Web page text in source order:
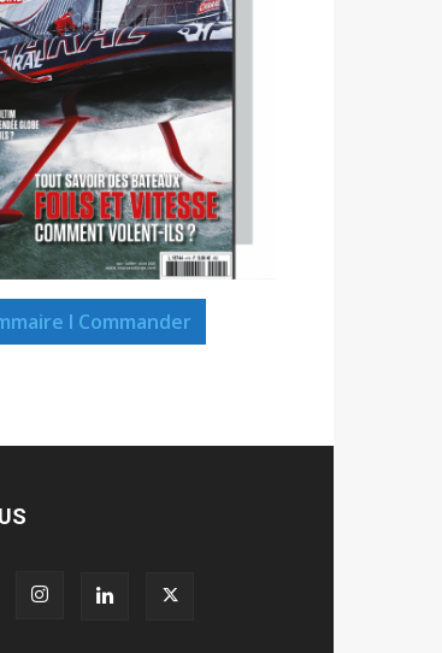
I Commander